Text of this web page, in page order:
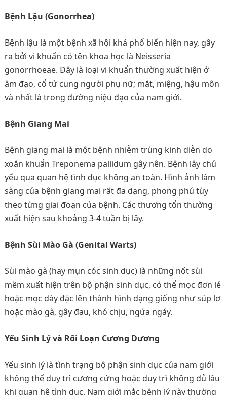
Bệnh Lậu (Gonorrhea)
Bệnh lậu là một bệnh xã hội khá phổ biến hiện nay, gây
ra bởi vi khuẩn có tên khoa học là Neisseria
gonorrhoeae. Đây là loại vi khuẩn thường xuất hiện ở
âm đạo, cổ tử cung người phụ nữ; mắt, miệng, hậu môn
và nhất là trong đường niệu đạo của nam giới.
Bệnh Giang Mai
Bệnh giang mai là một bệnh nhiễm trùng kinh diễn do
xoắn khuẩn Treponema pallidum gây nên. Bệnh lây chủ
yếu qua quan hệ tình dục không an toàn. Hình ảnh lâm
sàng của bệnh giang mai rất đa dạng, phong phú tùy
theo từng giai đoạn của bệnh. Các thương tổn thường
xuất hiện sau khoảng 3-4 tuần bị lây.
Bệnh Sùi Mào Gà (Genital Warts)
Sùi mào gà (hay mụn cóc sinh dục) là những nốt sùi
mềm xuất hiện trên bộ phận sinh dục, có thể mọc đơn lẻ
hoặc mọc dày đặc lên thành hình dạng giống như súp lơ
hoặc mào gà, gây đau, khó chịu, ngứa ngáy.
Yếu Sinh Lý và Rối Loạn Cương Dương
Yếu sinh lý là tình trạng bộ phận sinh dục của nam giới
không thể duy trì cương cứng hoặc duy trì không đủ lâu
khi quan hệ tình dục. Nam giới mắc bệnh lý này thường